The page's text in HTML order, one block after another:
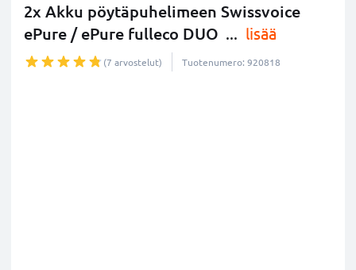
2x Akku pöytäpuhelimeen Swissvoice
ePure / ePure fulleco DUO ... lisää
(7 arvostelut) Tuotenumero: 920818